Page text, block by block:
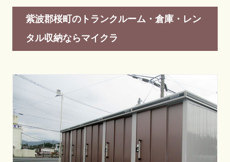
紫波郡桜町のトランクルーム・倉庫・レン
タル収納ならマイクラ